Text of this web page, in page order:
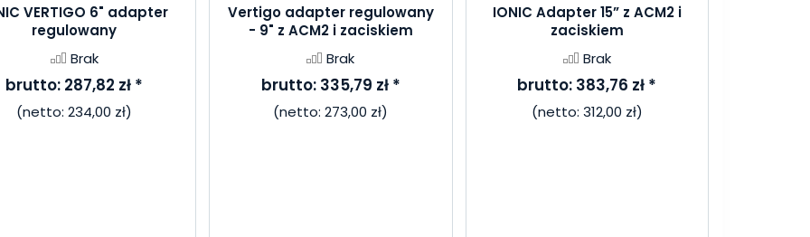
VERTIGO 6" adapter
regulowany
Brak
brutto: 287,82 zł *
(netto:234,00 zł)
Vertigo adapter regulowany
- 9" z ACM2 i zaciskiem
Brak
brutto: 335,79 zł*
(netto:273,00 zł)
IONIC Adapter 15” z ACM2 i
zaciskiem
Brak
brutto: 383,76 zł *
(netto: 312,00 zł)